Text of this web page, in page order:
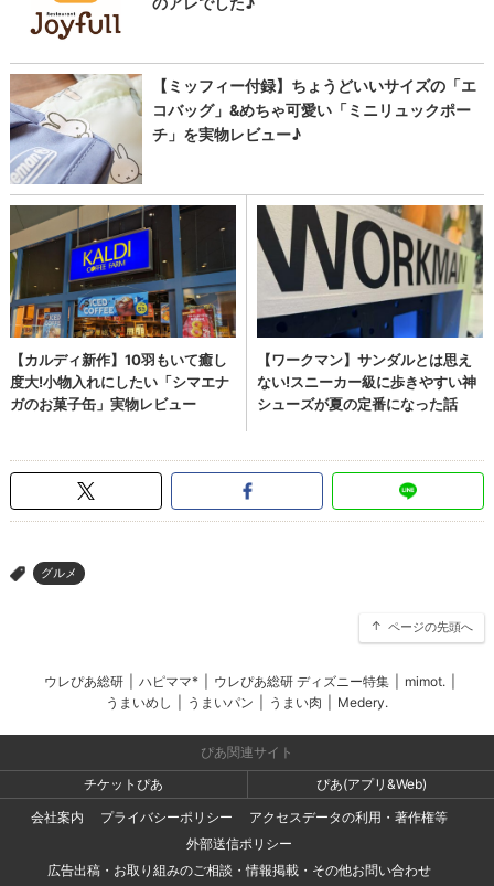
> グルメ
ページの先頭へ
ウレぴあ総研 ハピママ* ウレぴあ総研 ディズニー特集 mimot.
うまいめし
うまいパン うまい肉 Medery.
ぴあ関連サイト
チケットぴあ
ぴあ(アプリ&Web)
会社案内
プライバシーポリシー
アクセスデータの利用・著作権等
外部送信ポリシー
広告出稿・お取り組みのご相談・情報掲載・その他お問い合わせ